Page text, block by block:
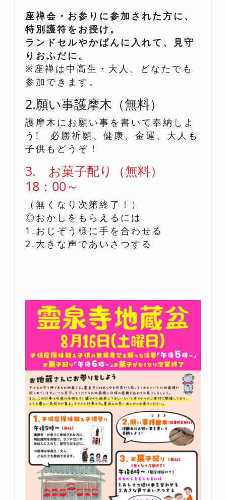
座禅会・お参りに参加された方に、
特別護符をお授け。
ランドセルやかばんに入れて、見守
りおふだに。
※座禅は中高生・大人、どなたでも
参加できます。
2.願い事護摩木（無料）
護摩木にお願い事を書いて奉納しよ
う! 必勝祈願、健康、金運、大人も
子供もどうぞ！
3. お菓子配り（無料）
18：00～
（無くなり次第終了！）
◎おかしをもらえるには
1.おじぞう様に手を合わせる
2.大きな声であいさつする